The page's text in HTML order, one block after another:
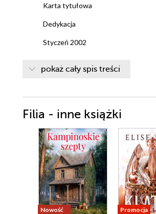
Karta tytułowa
Dedykacja
Styczeń 2002
Rozdział trzeci
Czerwiec 2015
Rozdział czwarty
Rozdział piąty
Rozdział szósty
Maj 2006
Rozdział siódmy
pokaż cały spis treści
Filia - inne książki
Nowość
Promocja